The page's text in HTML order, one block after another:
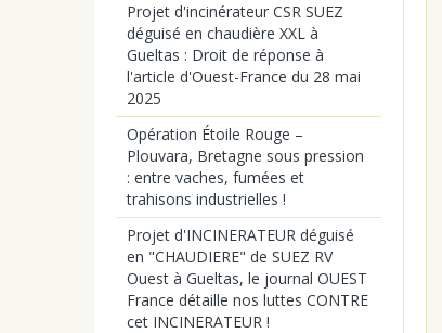
Projet d'incinérateur CSR SUEZ
déguisé en chaudière XXL à
Gueltas : Droit de réponse à
l'article d'Ouest-France du 28 mai
2025
Opération Étoile Rouge –
Plouvara, Bretagne sous pression
: entre vaches, fumées et
trahisons industrielles !
Projet d'INCINERATEUR déguisé
en "CHAUDIERE" de SUEZ RV
Ouest à Gueltas, le journal OUEST
France détaille nos luttes CONTRE
cet INCINERATEUR !